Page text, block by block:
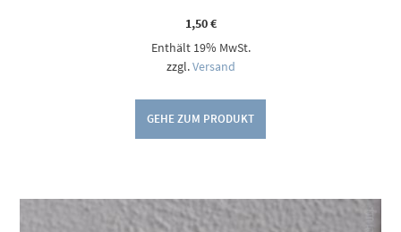
1,50€
Enthält 19% MwSt.
zzgl.Versand
GEHE ZUM PRODUKT